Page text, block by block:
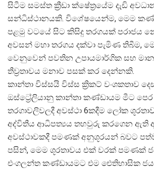
සිටීම සමස්ත ක්රීඩා ක්ෂේත්රයේම දැඩි
සන්ධිස්ථානයකි. විශේෂයෙන්ම, මෙම
පළමු වටයේ සිට කිසිදු තරගයක් පරාජය
අවසන් මහා තරගය දක්වා පැමිණ තිබීම,
වෙනුවෙන් පවතින උපායමාර්ගික සහ
තීව්රතාවය මනාව පසක් කර දෙන්නකි.
කාන්තා විස්සයි විස්ස ක්රිකට් වංශකතාව
ඔස්ට්රේලියානු කාන්තා කණ්ඩායම මීට පෙර
තරගාවලිවලදී අවස්ථා 6කදීම ලෝක
අද්විතීය ආධිපත්යය තහවුරු කරගෙන ඇති
අවස්ථාවකදී පමණක් අනුශූරයන් බවට
පසින්, මෙම ශූරතාවය එක් වරක් පමණක්
එංගලන්ත කණ්ඩායමට එම ඓතිහාසික